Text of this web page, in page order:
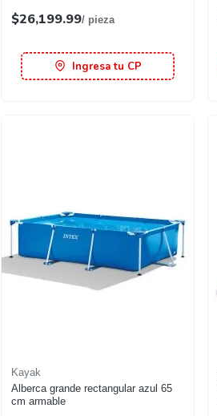
$26,199.99/ pieza
Ingresa tu CP
Kayak
Alberca grande rectangular azul 65
cm armable